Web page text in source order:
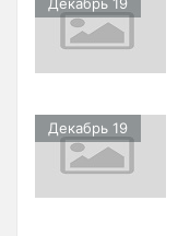
Декабрь 19